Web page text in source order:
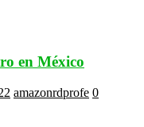
en México
amazonrdprofe 0